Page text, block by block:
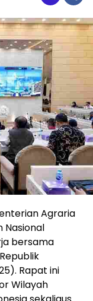
Agraria
Nasional
bersama
Rapat ini
Wilayah